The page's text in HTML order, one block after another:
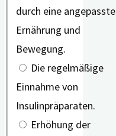
durch eine angepasste
Ernährung und
Bewegung.
Die regelmäßige
Einnahme von
Insulinpräparaten.
Erhöhung der